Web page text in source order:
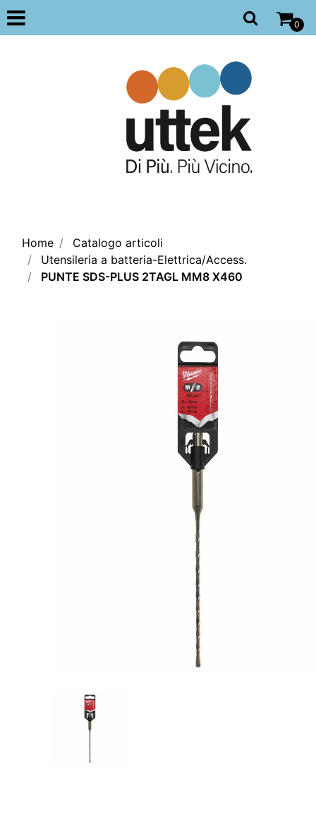
Open
0
Home
Catalogo articoli
Utensileria a batteria-Elettrica/Access.
PUNTE SDS-PLUS 2TAGL MM8 X460